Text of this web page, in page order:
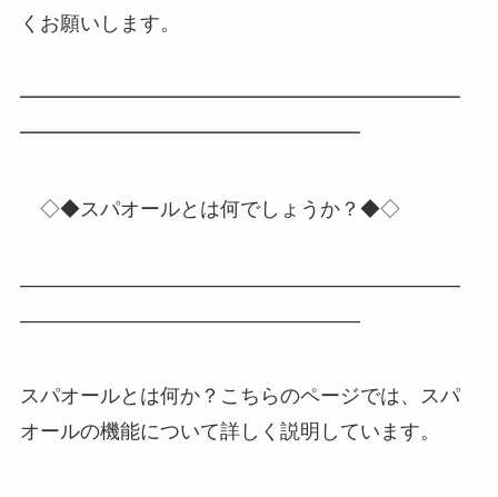
くお願いします。
━━━━━━━━━━━━━━━━━━━━━━
━━━━━━━━━━━━━━━━━
◇◆スパオールとは何でしょうか？◆◇
――――――――――――――――――――――
―――――――――――――――――
スパオールとは何か？こちらのページでは、スパ
オールの機能について詳しく説明しています。